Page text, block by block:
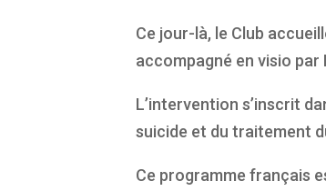
Ce jour-là, le Club
accompagné en visio
L’intervention s’inscrit
suicide et du traitement
Ce programme français